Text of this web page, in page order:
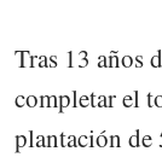
Tras 13 años
completar el
plantación de